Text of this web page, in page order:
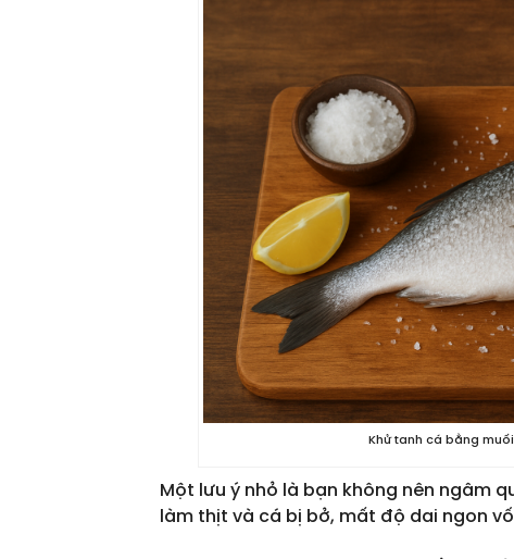
Khử tanh cá bằng
Một lưu ý nhỏ là bạn không nên ngâm
làm thịt và cá bị bở, mất độ dai ngon